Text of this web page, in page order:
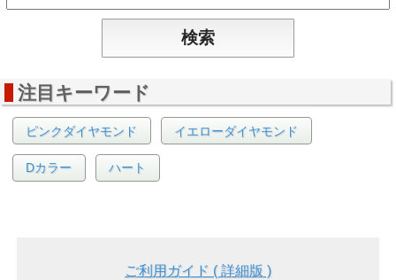
注目キーワード
ピンクダイヤモンド イエローダイヤモンド
Dカラー ハート
ご利用ガイド ( 詳細版 )